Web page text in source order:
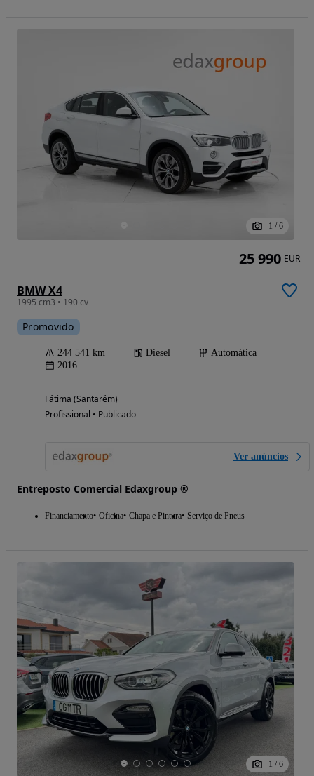
1 / 6
BMW X4
1995 cm3 • 190 cv
Promovido
244 541 km Diesel
Automática
2016
Fátima (Santarém)
Profissional • Publicado
Ver anúncios
Entreposto Comercial Edaxgroup ®
Financiamento Oficina Chapa e Pintura Serviço de Pneus
25 990 EUR
1 / 6